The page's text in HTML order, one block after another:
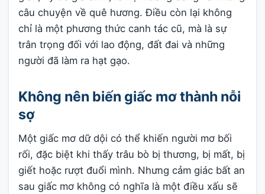
câu chuyện về quê hương. Điều còn lại không
chỉ là một phương thức canh tác cũ, mà là sự
trân trọng đối với lao động, đất đai và những
người đã làm ra hạt gạo.
Không nên biến giấc mơ thành nỗi
sợ
Một giấc mơ dữ dội có thể khiến người mơ bối
rối, đặc biệt khi thấy trâu bò bị thương, bị mất, bị
giết hoặc rượt đuổi mình. Nhưng cảm giác bất an
sau giấc mơ không có nghĩa là một điều xấu sẽ